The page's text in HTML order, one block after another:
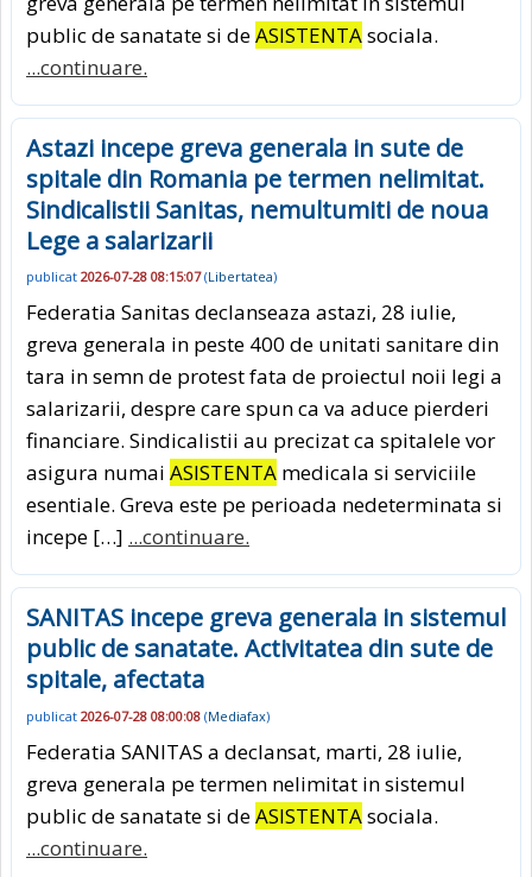
public de sanatate si deASISTENTAsociala.
...continuare.
Astazi incepe greva generala in sute de
spitale din Romania pe termen nelimitat.
Sindicalistii Sanitas, nemultumiti de noua
Lege a salarizarii
publicat 2026-07-28 08:15:07(Libertatea)
Federatia Sanitas declanseaza astazi, 28 iulie,
greva generala in peste 400 de unitati sanitare din
tara in semn de protest fata de proiectul noii legi a
salarizarii, despre care spun ca va aduce pierderi
financiare. Sindicalistii au precizat ca spitalele vor
asigura numai ASISTENTA medicala si serviciile
esentiale. Greva este pe perioada nedeterminata si
incepe […] ...continuare.
SANITAS incepe greva generala in sistemul
public de sanatate. Activitatea din sute de
spitale, afectata
publicat 2026-07-28 08:00:08 (Mediafax)
Federatia SANITAS a declansat, marti, 28 iulie,
greva generala pe termen nelimitat in sistemul
public de sanatate si deASISTENTAsociala.
...continuare.